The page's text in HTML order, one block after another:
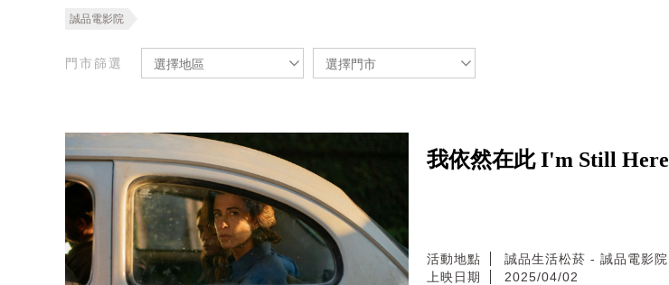
誠品電影院
門市篩選 選擇地區 選擇門市
我依然在此 I'm Still Here
活動地點
誠品生活松菸 - 誠品電影院
上映日期
2025/04/02